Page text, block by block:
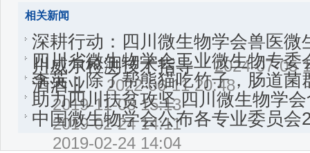
相关新闻
深耕行动：四川微生物学会兽医微
川威尔检测技术指导
2024-07-05
四川省微生物学会工业微生物专
酒酒业
2022-06-11 20:48
李英：除了帮熊猫吃竹子，肠道菌
2019-11-08 15:13
助力四川扶贫攻坚 四川微生物学
2019-02-24 14:11
中国微生物学会公布各专业委员会
2019-02-24 14:04